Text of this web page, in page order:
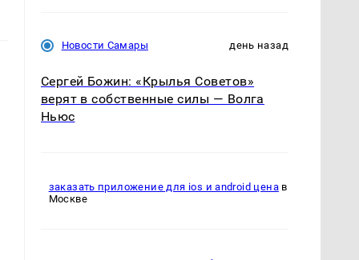
Новости Самары день назад
Сергей Божин: «Крылья Советов»
верят в собственные силы — Волга
Ньюс
заказать приложение для ios и android ценав
Москве